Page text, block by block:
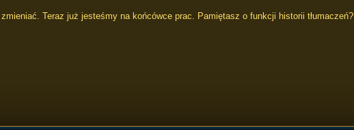
Teraz już jesteśmy na końcówce prac. Pamiętasz o funkcji historii tłumaczeń?